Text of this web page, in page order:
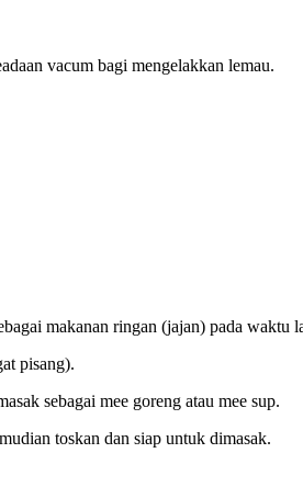
vacum bagi mengelakkan lemau.
makanan ringan (jajan) pada waktu
pisang).
sebagai mee goreng atau mee sup.
toskan dan siap untuk dimasak.